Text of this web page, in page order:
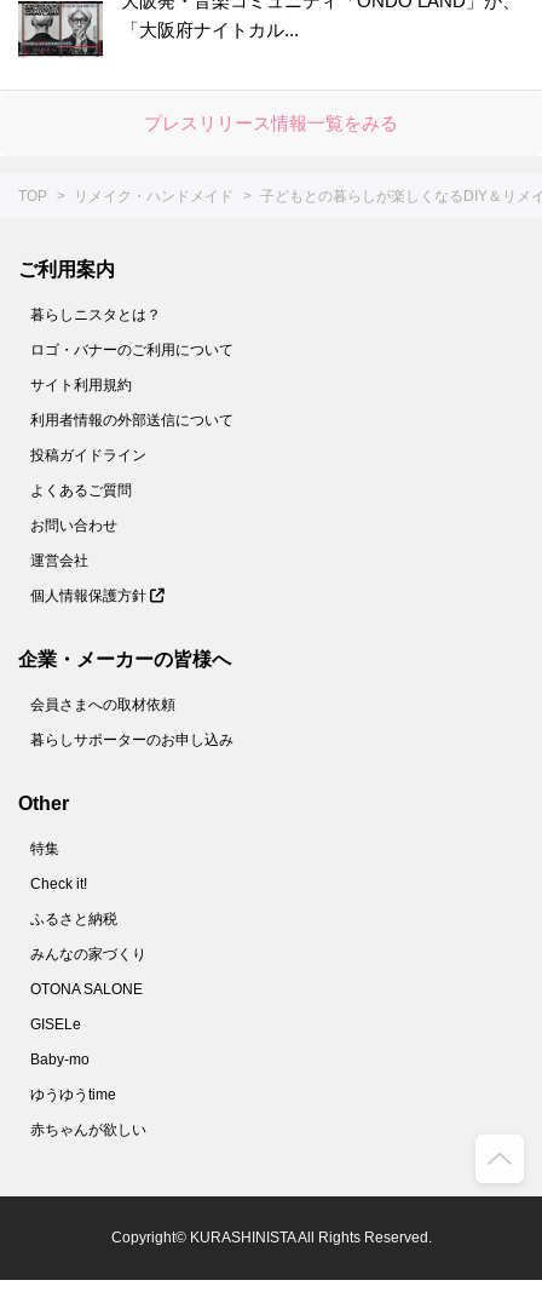
「大阪府ナイトカル...
プレスリリース情報一覧をみる
TOP リメイク・ハンドメイド 子どもとの暮らしが楽しくなるDIY＆リメ
ご利用案内
暮らしニスタとは？
ロゴ・バナーのご利用について
サイト利用規約
利用者情報の外部送信について
投稿ガイドライン
よくあるご質問
お問い合わせ
運営会社
個人情報保護方針
企業・メーカーの皆様へ
会員さまへの取材依頼
暮らしサポーターのお申し込み
Other
特集
Check it!
ふるさと納税
みんなの家づくり
OTONA SALONE
GISELe
Baby-mo
ゆうゆうtime
赤ちゃんが欲しい
Copyright© KURASHINISTA All Rights Reserved.